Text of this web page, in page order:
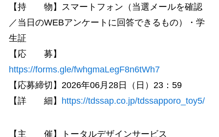
【持 物】スマートフォン（当選メールを確認
／当日のWEBアンケートに回答できるもの）・学
生証
【応 募】
https://forms.gle/fwhgmaLegF8n6tWh7
【応募締切】2026年06月28日（日）23：59
【詳 細】
https://tdssap.co.jp/tdssapporo_toy5/
【主 催】トータルデザインサービス